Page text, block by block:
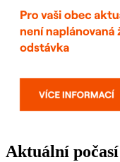
Aktuální počasí